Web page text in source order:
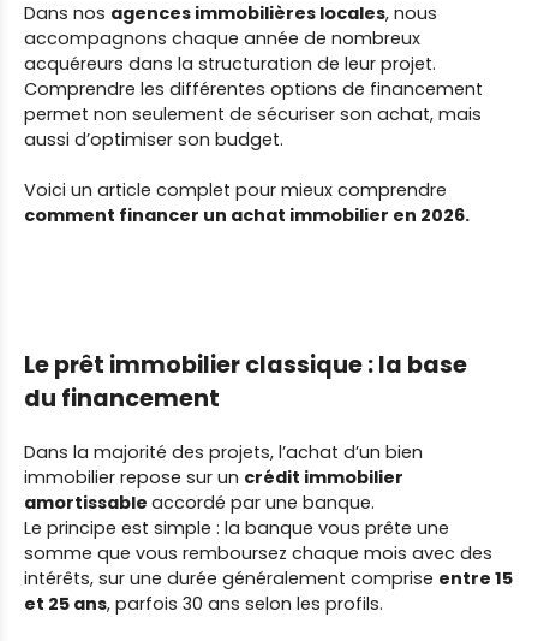
Dans nos agences immobilières locales, nous
accompagnons chaque année de nombreux
acquéreurs dans la structuration de leur projet.
Comprendre les différentes options de financement
permet non seulement de sécuriser son achat, mais
aussi d’optimiser son budget.
Voici un article complet pour mieux comprendre
comment financer un achat immobilier en 2026.
Le prêt immobilier classique : la base
du financement
Dans la majorité des projets, l’achat d’un bien
immobilier repose sur un crédit immobilier
amortissable accordé par une banque.
Le principe est simple : la banque vous prête une
somme que vous remboursez chaque mois avec des
intérêts, sur une durée généralement comprise entre 15
et 25 ans, parfois 30 ans selon les profils.